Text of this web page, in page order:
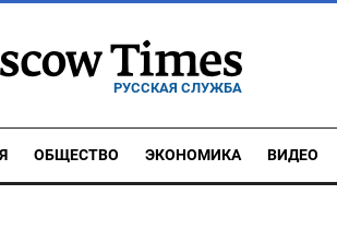
РУССКАЯ СЛУЖБА
ОБЩЕСТВО ЭКОНОМИКА ВИДЕО